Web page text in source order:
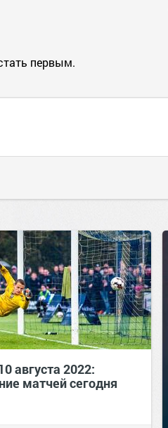
первым.
августа 2022:
матчей сегодня